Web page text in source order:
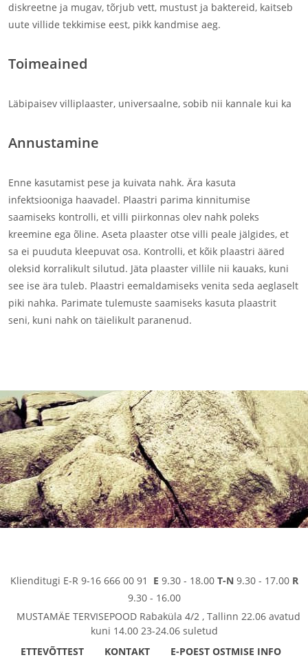
diskreetne ja mugav, tõrjub vett, mustust ja baktereid, kaitseb
uute villide tekkimise eest, pikk kandmise aeg.
Toimeained
Läbipaisev villiplaaster, universaalne, sobib nii kannale kui ka
Annustamine
Enne kasutamist pese ja kuivata nahk. Ära kasuta
infektsiooniga haavadel. Plaastri parima kinnitumise
saamiseks kontrolli, et villi piirkonnas olev nahk poleks
kreemine ega õline. Aseta plaaster otse villi peale jälgides, et
sa ei puuduta kleepuvat osa. Kontrolli, et kõik plaastri ääred
oleksid korralikult silutud. Jäta plaaster villile nii kauaks, kuni
see ise ära tuleb. Plaastri eemaldamiseks venita seda aeglaselt
piki nahka. Parimate tulemuste saamiseks kasuta plaastrit
seni, kuni nahk on täielikult paranenud.
Klienditugi E-R 9-16 666 00 91 E 9.30 - 18.00 T-N 9.30 - 17.00 R
9.30 - 16.00
MUSTAMÄE TERVISEPOOD Rabaküla 4/2 , Tallinn 22.06 avatud
kuni 14.00 23-24.06 suletud
ETTEVÕTTEST
KONTAKT E-POEST OSTMISE INFO